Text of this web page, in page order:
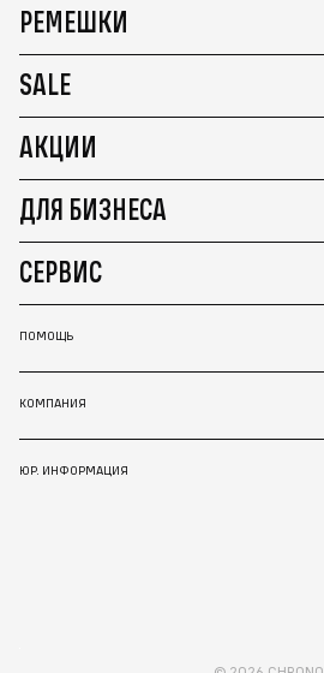
РЕМЕШКИ
SALE
АКЦИИ
ДЛЯ БИЗНЕСА
СЕРВИС
ПОМОЩЬ
КОМПАНИЯ
ЮР. ИНФОРМАЦИЯ